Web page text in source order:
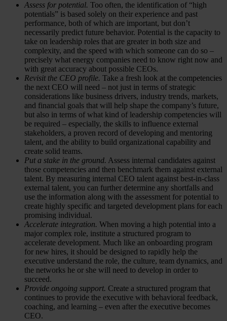
Assess for potential. Too often, the identification of “high
potentials” is based solely on their experience and past
performance, both of which are important, but don’t
necessarily predict future behavior. Potential is the capacity to
take on leadership roles that are greater in both size and
complexity, and the speed with which someone can do so –
precisely what energy companies need to know right now and
with great accuracy about possible CEOs.
Revisit the CEO profile. Take a fresh look at the competencies
the next CEO will need – not just in terms of strategic
considerations like business drivers, industry trends, markets,
and financial goals that will help shape the company’s future,
but also in terms of what kind of leadership competencies will
be required – especially, the skills to influence external
stakeholders, a proven record of developing and mentoring
talent, and the ability to build organizational capability and
create solid teams.
Put a stake in the ground. Assess internal candidates against
those competencies and then benchmark them against external
talent. By measuring internal CEO talent against best-in-class
external talent, you can further determine any shortfalls and
use the information along with the assessment for potential to
create highly specific and targeted development plans for each
promising individual.
Accelerate integration. When moving a high potential into a
major complex role, institute a structured program to
accelerate development. Much like an onboarding program
for new hires, it should be designed to rapidly help the
executive understand the role, the culture, team dynamics, and
the networks he or she will need to develop in order to
succeed.
Provide ongoing support. Create a structured program that
continues to provide the executive with behavioral feedback,
coaching, and learning – even after the executive becomes
CEO.